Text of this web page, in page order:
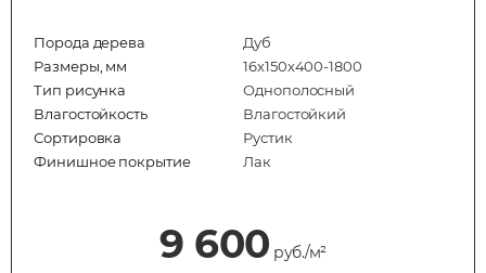
Порода дерева
Дуб
Размеры, мм
16х150х400-1800
Тип рисунка
Однополосный
Влагостойкость
Влагостойкий
Сортировка
Рустик
Финишное покрытие
Лак
9 600 руб./м²